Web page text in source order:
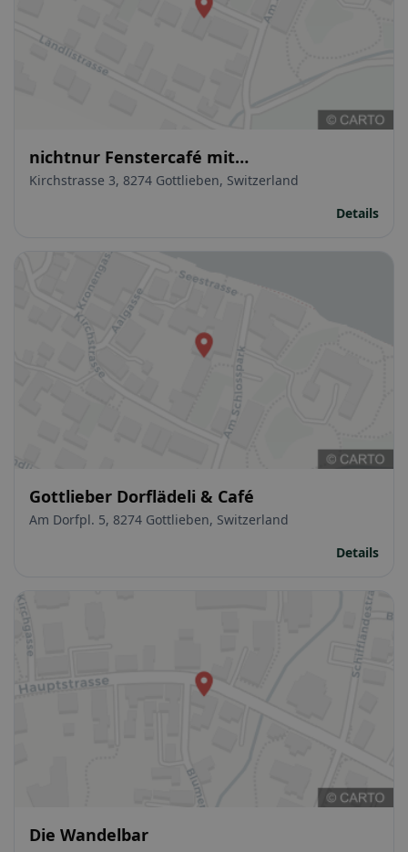
nichtnur Fenstercafé mit
Spezialitätenkaffee
Kirchstrasse 3, 8274 Gottlieben, Switzerland
Details
Gottlieber Dorflädeli & Café
Am Dorfpl. 5, 8274 Gottlieben, Switzerland
Details
Die Wandelbar